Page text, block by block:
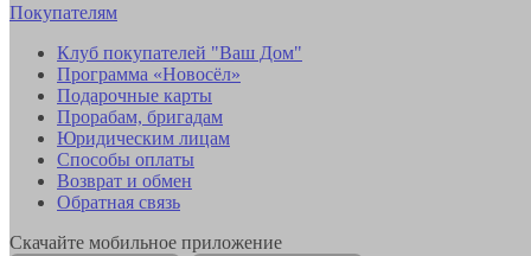
Покупателям
Клуб покупателей "Ваш Дом"
Программа «Новосёл»
Подарочные карты
Прорабам, бригадам
Юридическим лицам
Способы оплаты
Возврат и обмен
Обратная связь
Скачайте мобильное приложение